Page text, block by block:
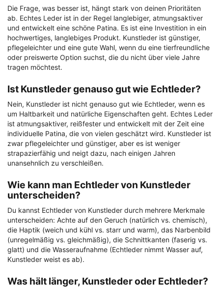
Die Frage, was besser ist, hängt stark von deinen Prioritäten
ab. Echtes Leder ist in der Regel langlebiger, atmungsaktiver
und entwickelt eine schöne Patina. Es ist eine Investition in ein
hochwertiges, langlebiges Produkt. Kunstleder ist günstiger,
pflegeleichter und eine gute Wahl, wenn du eine tierfreundliche
oder preiswerte Option suchst, die du nicht über viele Jahre
tragen möchtest.
Ist Kunstleder genauso gut wie Echtleder?
Nein, Kunstleder ist nicht genauso gut wie Echtleder, wenn es
um Haltbarkeit und natürliche Eigenschaften geht. Echtes Leder
ist atmungsaktiver, reißfester und entwickelt mit der Zeit eine
individuelle Patina, die von vielen geschätzt wird. Kunstleder ist
zwar pflegeleichter und günstiger, aber es ist weniger
strapazierfähig und neigt dazu, nach einigen Jahren
unansehnlich zu verschleißen.
Wie kann man Echtleder von Kunstleder
unterscheiden?
Du kannst Echtleder von Kunstleder durch mehrere Merkmale
unterscheiden: Achte auf den Geruch (natürlich vs. chemisch),
die Haptik (weich und kühl vs. starr und warm), das Narbenbild
(unregelmäßig vs. gleichmäßig), die Schnittkanten (faserig vs.
glatt) und die Wasseraufnahme (Echtleder nimmt Wasser auf,
Kunstleder weist es ab).
Was hält länger, Kunstleder oder Echtleder?